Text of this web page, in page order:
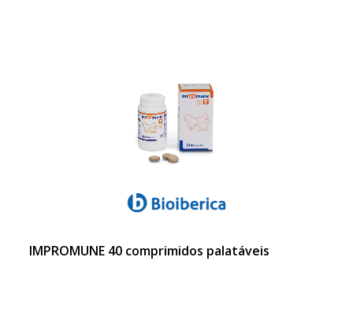
IMPROMUNE 40 comprimidos palatáveis